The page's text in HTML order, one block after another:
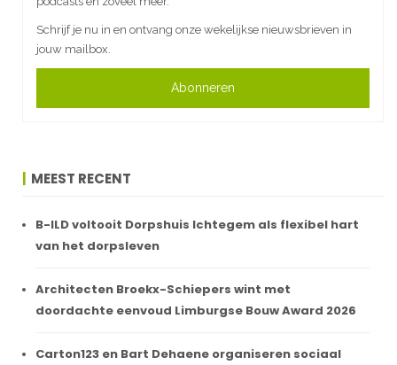
Schrijf je nu in en ontvang onze wekelijkse nieuwsbrieven in
jouw mailbox.
Abonneren
MEEST RECENT
B-ILD voltooit Dorpshuis Ichtegem als flexibel hart
van het dorpsleven
Architecten Broekx-Schiepers wint met
doordachte eenvoud Limburgse Bouw Award 2026
Carton123 en Bart Dehaene organiseren sociaal